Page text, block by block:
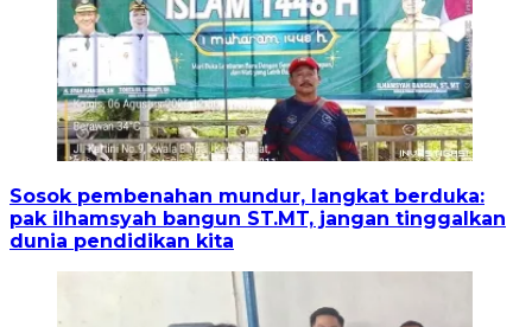
Sosok pembenahan mundur, langkat berduka:
pak ilhamsyah bangun ST.MT, jangan tinggalkan
dunia pendidikan kita